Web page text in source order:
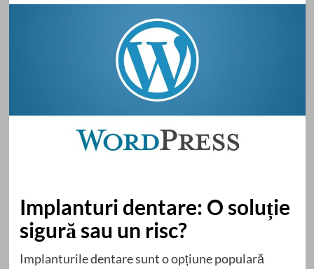
Implanturi dentare: O soluție
sigură sau un risc?
Implanturile dentare sunt o opțiune populară